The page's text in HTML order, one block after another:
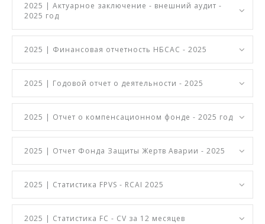
2025 | Актуарное заключение - внешний аудит -
2025 год
2025 | Финансовая отчетность НБСАС - 2025
2025 | Годовой отчет о деятельности - 2025
2025 | Отчет о компенсационном фонде - 2025 год
2025 | Отчет Фонда Защиты Жертв Аварии - 2025
2025 | Статистика FPVS - RCAI 2025
2025 | Статистика FC - CV за 12 месяцев